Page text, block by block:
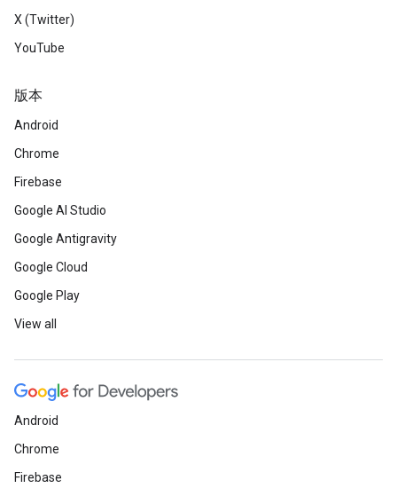
X (Twitter)
YouTube
版本
Android
Chrome
Firebase
Google AI Studio
Google Antigravity
Google Cloud
Google Play
View all
Android
Chrome
Firebase